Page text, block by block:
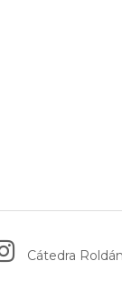
Cátedra Roldán